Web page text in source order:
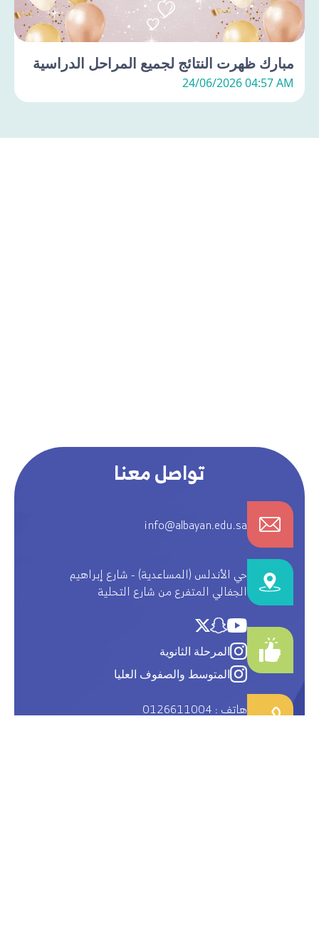
مبارك ظهرت النتائج لجميع المراحل الدراسية
24/06/2026 04:57 AM
تواصل معنا
info@albayan.edu.sa
حي الأندلس (المساعدية) - شارع إبراهيم
الجفالي المتفرع من شارع التحلية
المرحلة الثانوية
المتوسط والصفوف العليا
هاتف : 0126611004